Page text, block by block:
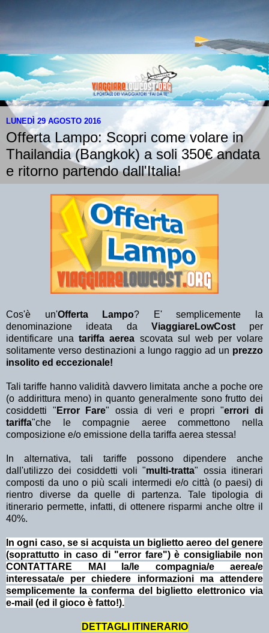
LUNEDÌ 29 AGOSTO 2016
Offerta Lampo: Scopri come volare in
Thailandia (Bangkok) a soli 350€ andata
e ritorno partendo dall'Italia!
Cos'è un'Offerta Lampo? E' semplicemente la
denominazione ideata da ViaggiareLowCostper
identificare unatariffa aerea scovata sul web per volare
solitamente verso destinazioni a lungo raggio ad un prezzo
insolito ed eccezionale!
Tali tariffe hanno validità davvero limitata anche a poche ore
(o addirittura meno) in quanto generalmente sono frutto dei
cosiddetti " Error Fare" ossia di veri e propri "errori di
tariffa"che le compagnie aeree commettono nella
composizione e/o emissione della tariffa aerea stessa!
In alternativa, tali tariffe possono dipendere anche
dall'utilizzo dei cosiddetti voli "multi-tratta" ossia itinerari
composti da uno o più scali intermedi e/o città (o paesi) di
rientro diverse da quelle di partenza. Tale tipologia di
itinerario permette, infatti, di ottenere risparmi anche oltre il
40%.
In ogni caso, se si acquista un biglietto aereo del genere
(soprattutto in caso di "error fare") è consigliabile non
CONTATTARE MAI la/le compagnia/e aerea/e
interessata/e per chiedere informazioni ma attendere
semplicemente la conferma del biglietto elettronico via
e-mail (ed il gioco è fatto!).
DETTAGLI ITINERARIO